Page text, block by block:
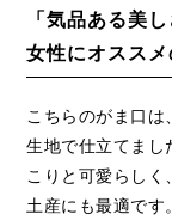
「気品ある美
女性にオススメ
こちらのがま口は
生地で仕立てまし
こりと可愛らし
土産にも最適です